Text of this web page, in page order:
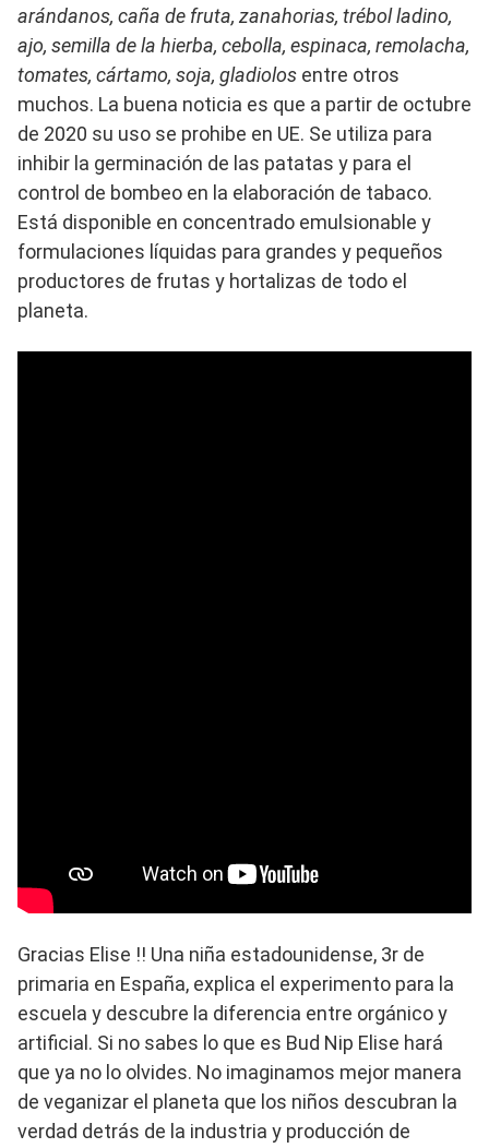
arándanos, caña de fruta, zanahorias, trébol ladino,
ajo, semilla de la hierba, cebolla, espinaca, remolacha,
tomates, cártamo, soja, gladiolos entre otros
muchos. La buena noticia es que a partir de octubre
de 2020 su uso se prohibe en UE. Se utiliza para
inhibir la germinación de las patatas y para el
control de bombeo en la elaboración de tabaco.
Está disponible en concentrado emulsionable y
formulaciones líquidas para grandes y pequeños
productores de frutas y hortalizas de todo el
planeta.
Gracias Elise !! Una niña estadounidense, 3r de
primaria en España, explica el experimento para la
escuela y descubre la diferencia entre orgánico y
artificial. Si no sabes lo que es Bud Nip Elise hará
que ya no lo olvides. No imaginamos mejor manera
de veganizar el planeta que los niños descubran la
verdad detrás de la industria y producción de